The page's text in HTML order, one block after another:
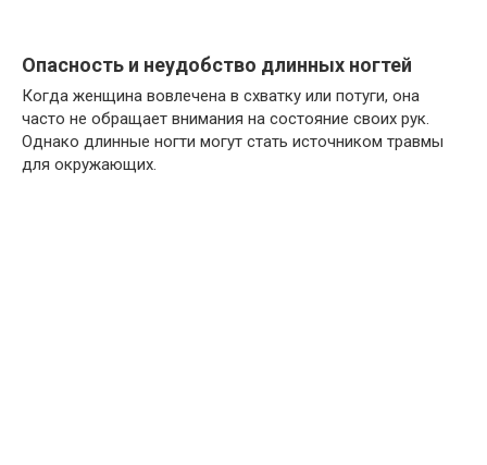
Опасность и неудобство длинных ногтей
Когда женщина вовлечена в схватку или потуги, она
часто не обращает внимания на состояние своих рук.
Однако длинные ногти могут стать источником травмы
для окружающих.